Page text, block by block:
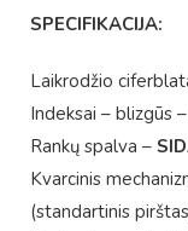
SPECIFIKACIJA:
Laikrodžio
Indeksai – blizgūs
Rankų spalva –
Kvarcinis
(standartinis